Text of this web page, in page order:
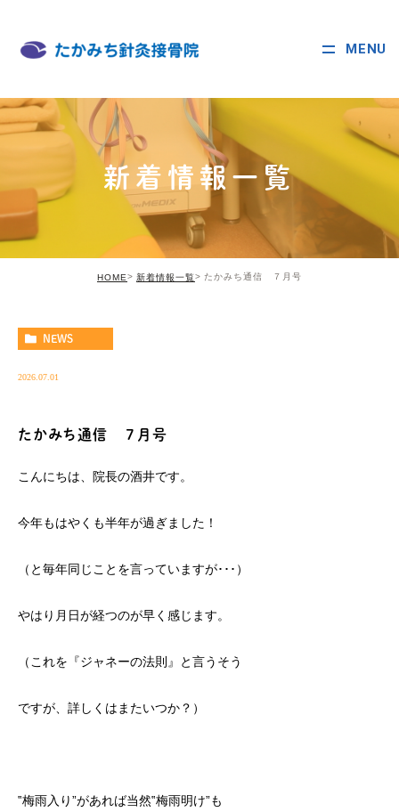
MENU
新着情報一覧
HOME 新着情報一覧 たかみち通信 ７月号
NEWS
2026.07.01
たかみち通信 ７月号
こんにちは、院長の酒井です。
今年もはやくも半年が過ぎました！
（と毎年同じことを言っていますが･･･）
やはり月日が経つのが早く感じます。
（これを『ジャネーの法則』と言うそう
ですが、詳しくはまたいつか？）
‟梅雨入り”があれば当然‟梅雨明け”も